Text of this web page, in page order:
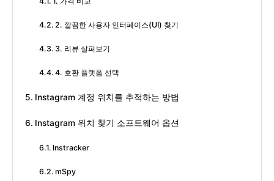
2. 깔끔한 사용자 인터페이스(UI) 찾기
3. 리뷰 살펴보기
4. 호환 플랫폼 선택
Instagram 계정 위치를 추적하는 방법
Instagram 위치 찾기 소프트웨어 옵션
Instracker
mSpy